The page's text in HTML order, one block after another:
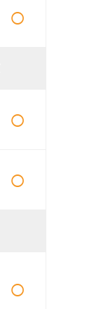
○
○
○
○